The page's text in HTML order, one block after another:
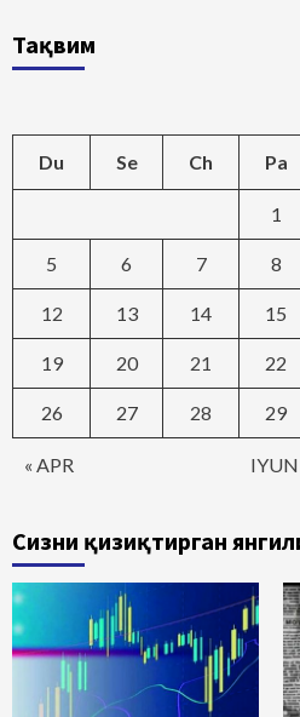
Тақвим
Du Se Ch Pa
« APR IYUN
1
5 6 7 8
12 13 14 15
19 20 21 22
26 27 28 29
Сизни қизиқтирган